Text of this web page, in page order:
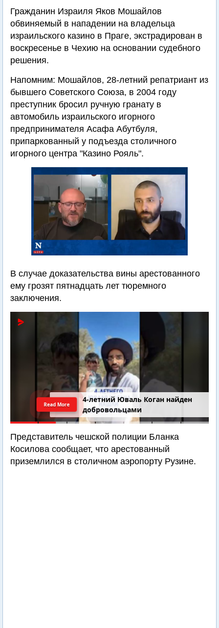
Гражданин Израиля Яков Мошайлов
обвиняемый в нападении на владельца
израильского казино в Праге, экстрадирован в
воскресенье в Чехию на основании судебного
решения.
Напомним: Мошайлов, 28-летний репатриант из
бывшего Советского Союза, в 2004 году
преступник бросил ручную гранату в
автомобиль израильского игорного
предпринимателя Асафа Абутбуля,
припаркованный у подъезда столичного
игорного центра "Казино Рояль".
В случае доказательства вины арестованного
ему грозят пятнадцать лет тюремного
заключения.
4-летний Юваль Коган найден
добровольцами
Read More
Представитель чешской полиции Бланка
Косилова сообщает, что арестованный
приземлился в столичном аэропорту Рузине.